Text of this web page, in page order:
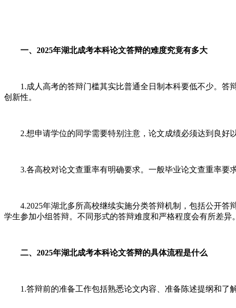
一、2025年湖北成考本科论文答辩的难度究竟有多大
1.成人高考的答辩门槛其实比普通全日制本科要低不少。答
创新性。
2.想申请学位的同学需要特别注意，论文成绩必须达到良好以
3.各高校对论文查重率有明确要求。一般毕业论文查重率要求
4.2025年湖北多所高校继续实施分类答辩机制，包括公开答
学生参加小组答辩。不同形式的答辩难度和严格程度会有所差异。
二、2025年湖北成考本科论文答辩的具体流程是什么
1.答辩前的准备工作包括熟悉论文内容、准备陈述提纲和了